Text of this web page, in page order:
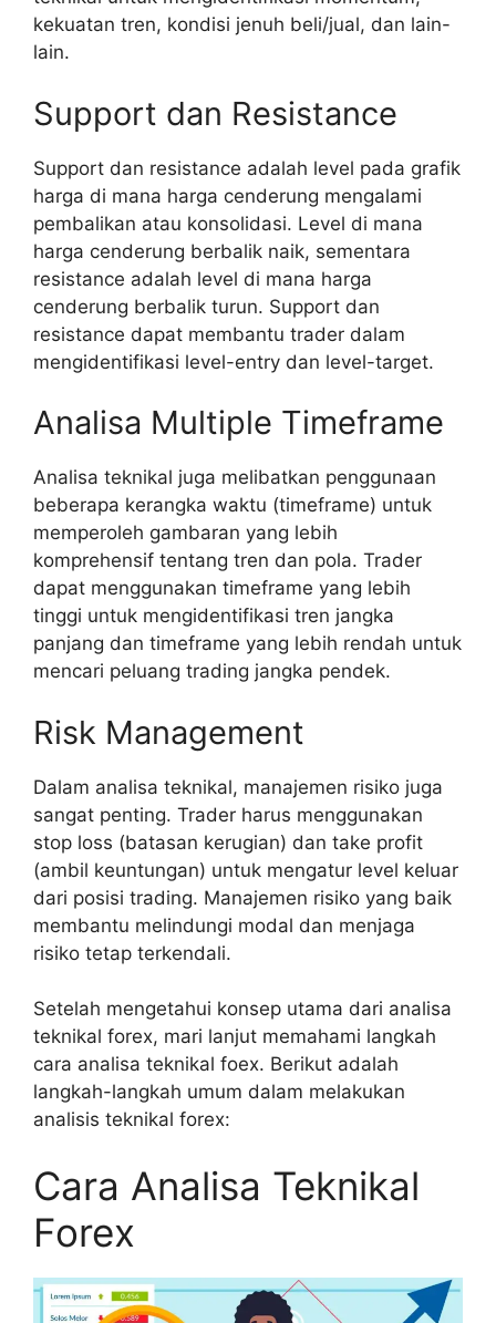
kekuatan tren, kondisi jenuh beli/jual, dan lain-
lain.
Support dan Resistance
Support dan resistance adalah level pada grafik
harga di mana harga cenderung mengalami
pembalikan atau konsolidasi. Level di mana
harga cenderung berbalik naik, sementara
resistance adalah level di mana harga
cenderung berbalik turun. Support dan
resistance dapat membantu trader dalam
mengidentifikasi level-entry dan level-target.
Analisa Multiple Timeframe
Analisa teknikal juga melibatkan penggunaan
beberapa kerangka waktu (timeframe) untuk
memperoleh gambaran yang lebih
komprehensif tentang tren dan pola. Trader
dapat menggunakan timeframe yang lebih
tinggi untuk mengidentifikasi tren jangka
panjang dan timeframe yang lebih rendah untuk
mencari peluang trading jangka pendek.
Risk Management
Dalam analisa teknikal, manajemen risiko juga
sangat penting. Trader harus menggunakan
stop loss (batasan kerugian) dan take profit
(ambil keuntungan) untuk mengatur level keluar
dari posisi trading. Manajemen risiko yang baik
membantu melindungi modal dan menjaga
risiko tetap terkendali.
Setelah mengetahui konsep utama dari analisa
teknikal forex, mari lanjut memahami langkah
cara analisa teknikal foex. Berikut adalah
langkah-langkah umum dalam melakukan
analisis teknikal forex:
Cara Analisa Teknikal
Forex